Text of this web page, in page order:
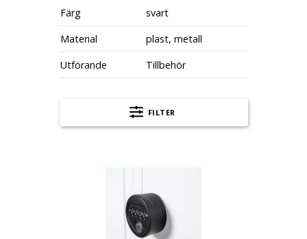
Färg
svart
Material
plast, metall
Utförande
Tillbehör
FILTER
Kodlås Fydor, mekaniskt, utbyte mot